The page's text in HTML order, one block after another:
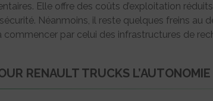
Elle offre des coûts d’exploitation
Néanmoins, il reste quelques freins
commencer par celui des infrastructures de
RENAULT TRUCKS